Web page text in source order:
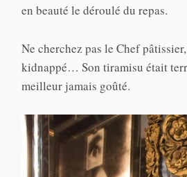
en beauté le déroulé du repas.
Ne cherchez pas le Chef
kidnappé… Son tiramisu était
meilleur jamais goûté.